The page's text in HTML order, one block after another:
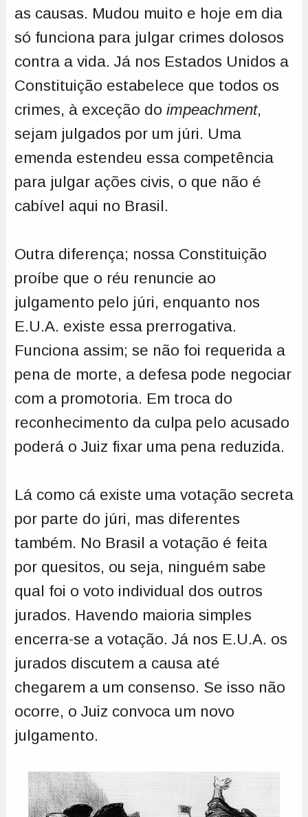
as causas. Mudou muito e hoje em dia
só funciona para julgar crimes dolosos
contra a vida. Já nos Estados Unidos a
Constituição estabelece que todos os
crimes, à exceção do impeachment,
sejam julgados por um júri. Uma
emenda estendeu essa competência
para julgar ações civis, o que não é
cabível aqui no Brasil.
Outra diferença; nossa Constituição
proíbe que o réu renuncie ao
julgamento pelo júri, enquanto nos
E.U.A. existe essa prerrogativa.
Funciona assim; se não foi requerida a
pena de morte, a defesa pode negociar
com a promotoria. Em troca do
reconhecimento da culpa pelo acusado
poderá o Juiz fixar uma pena reduzida.
Lá como cá existe uma votação secreta
por parte do júri, mas diferentes
também. No Brasil a votação é feita
por quesitos, ou seja, ninguém sabe
qual foi o voto individual dos outros
jurados. Havendo maioria simples
encerra-se a votação. Já nos E.U.A. os
jurados discutem a causa até
chegarem a um consenso. Se isso não
ocorre, o Juiz convoca um novo
julgamento.